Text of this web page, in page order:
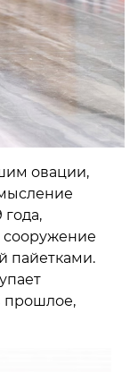
овации,
года,
сооружение
пайетками.
прошлое,